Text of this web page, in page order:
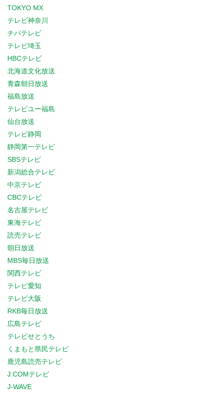
TOKYO MX
テレビ神奈川
チバテレビ
テレビ埼玉
HBCテレビ
北海道文化放送
青森朝日放送
福島放送
テレビユー福島
仙台放送
テレビ静岡
静岡第一テレビ
SBSテレビ
新潟総合テレビ
中京テレビ
CBCテレビ
名古屋テレビ
東海テレビ
読売テレビ
朝日放送
MBS毎日放送
関西テレビ
テレビ愛知
テレビ大阪
RKB毎日放送
広島テレビ
テレビせとうち
くまもと県民テレビ
鹿児島読売テレビ
J:COMテレビ
J-WAVE